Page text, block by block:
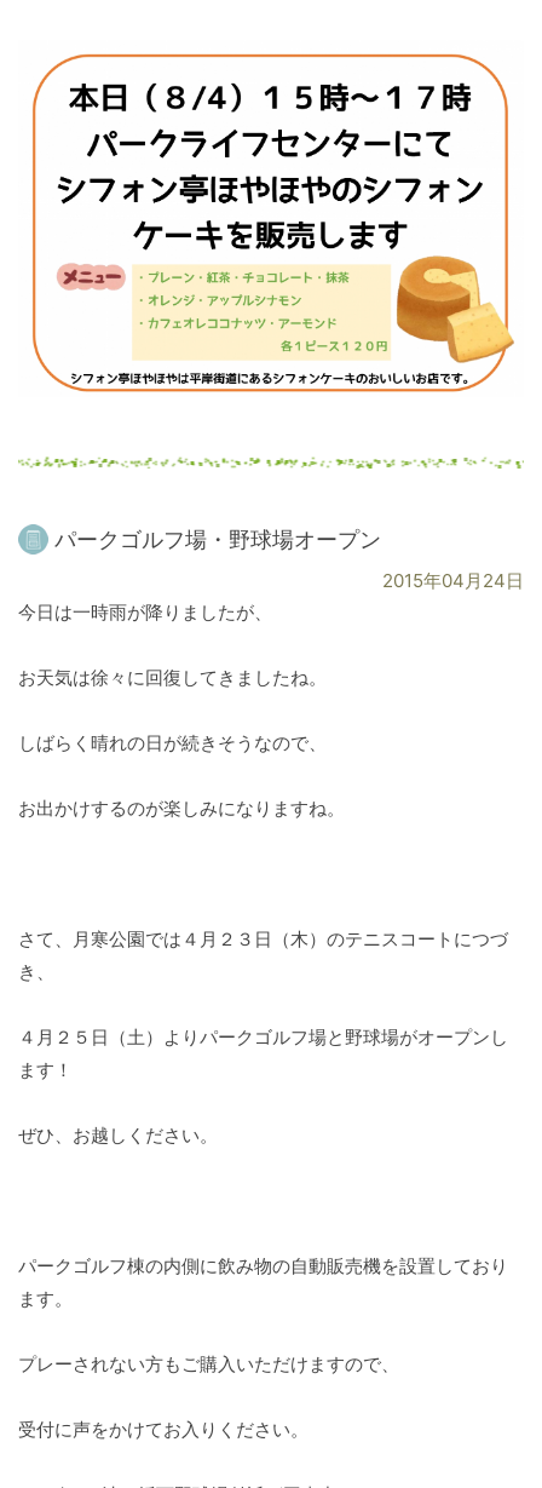
パークゴルフ場・野球場オープン
2015年04月24日
今日は一時雨が降りましたが、
お天気は徐々に回復してきましたね。
しばらく晴れの日が続きそうなので、
お出かけするのが楽しみになりますね。
さて、月寒公園では４月２３日（木）のテニスコートにつづ
き、
４月２５日（土）よりパークゴルフ場と野球場がオープンし
ます！
ぜひ、お越しください。
パークゴルフ棟の内側に飲み物の自動販売機を設置しており
ます。
プレーされない方もご購入いただけますので、
受付に声をかけてお入りください。